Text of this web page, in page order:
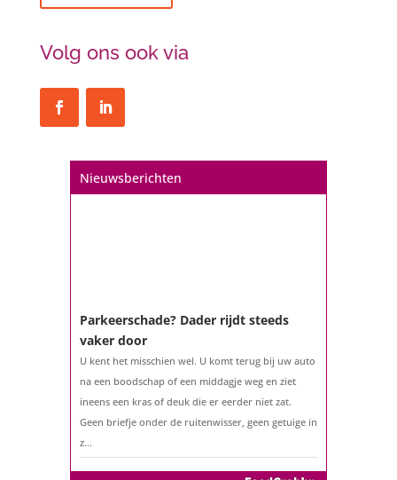
Volg ons ook via
Nieuwsberichten
De woningmarkt is nog steeds in beweging.
Misschien denkt u na over verhuizen, verbouwen
of het benutten van uw overwaarde. Maar hoe zit
het eigenlijk met een hypotheek als u 57 jaar of
ouder bent?...